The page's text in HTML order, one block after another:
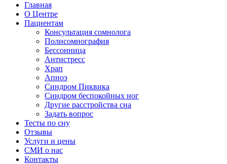
Главная
О Центре
Пациентам
Консультация сомнолога
Полисомнография
Бессонница
Антистресс
Храп
Апноэ
Синдром Пиквика
Синдром беспокойных ног
Другие расстройства сна
Задать вопрос
Тесты по сну
Отзывы
Услуги и цены
СМИ о нас
Контакты